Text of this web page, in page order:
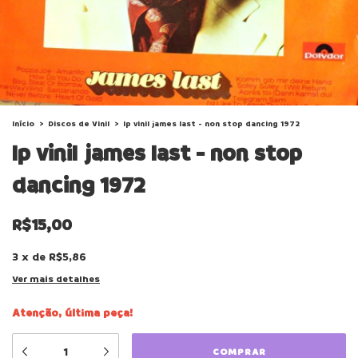
Início > Discos de Vinil > lp vinil james last - non stop dancing 1972
lp vinil james last - non stop
dancing 1972
R$15,00
3 x de R$5,86
Ver mais detalhes
Atenção, última peça!